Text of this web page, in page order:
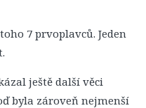
7 prvoplavců. Jeden
ještě další věci
byla zároveň nejmenší